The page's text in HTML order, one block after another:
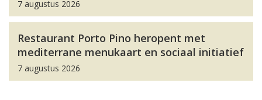
7 augustus 2026
Restaurant Porto Pino heropent met
mediterrane menukaart en sociaal initiatief
7 augustus 2026